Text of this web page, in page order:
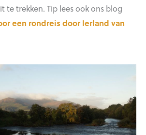
te trekken. Tip lees ook ons blog
een rondreis door Ierland van